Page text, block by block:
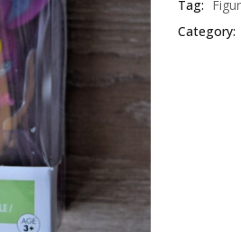
Tag:
Category: